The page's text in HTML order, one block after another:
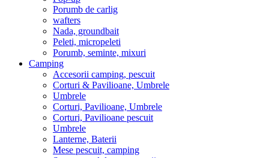
Porumb de carlig
wafters
Nada, groundbait
Peleti, micropeleti
Porumb, seminte, mixuri
Camping
Accesorii camping, pescuit
Corturi & Pavilioane, Umbrele
Umbrele
Corturi, Pavilioane, Umbrele
Corturi, Pavilioane pescuit
Umbrele
Lanterne, Baterii
Mese pescuit, camping